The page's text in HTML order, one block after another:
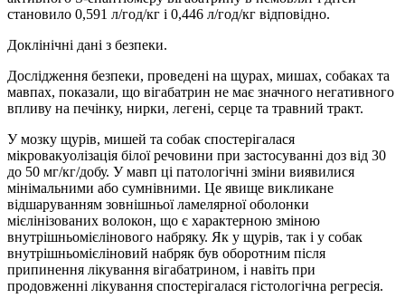
становило 0,591 л/год/кг і 0,446 л/год/кг відповідно.
Доклінічні дані з безпеки.
Дослідження безпеки, проведені на щурах, мишах, собаках та
мавпах, показали, що вігабатрин не має значного негативного
впливу на печінку, нирки, легені, серце та травний тракт.
У мозку щурів, мишей та собак спостерігалася
мікровакуолізація білої речовини при застосуванні доз від 30
до 50 мг/кг/добу. У мавп ці патологічні зміни виявилися
мінімальними або сумнівними. Це явище викликане
відшаруванням зовнішньої ламелярної оболонки
мієлінізованих волокон, що є характерною зміною
внутрішньомієлінового набряку. Як у щурів, так і у собак
внутрішньомієліновий набряк був оборотним після
припинення лікування вігабатрином, і навіть при
продовженні лікування спостерігалася гістологічна регресія.